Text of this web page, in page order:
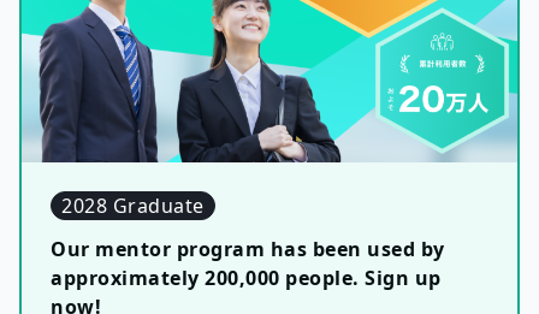
2028 Graduate
Our mentor program has been used by
approximately 200,000 people. Sign up
now!